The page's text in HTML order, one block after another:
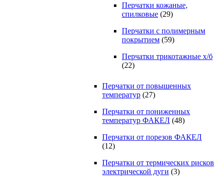
Перчатки кожаные,
спилковые (29)
Перчатки с полимерным
покрытием (59)
Перчатки трикотажные х/б
(22)
Перчатки от повышенных
температур (27)
Перчатки от пониженных
температур ФАКЕЛ (48)
Перчатки от порезов ФАКЕЛ
(12)
Перчатки от термических рисков
электрической дуги (3)